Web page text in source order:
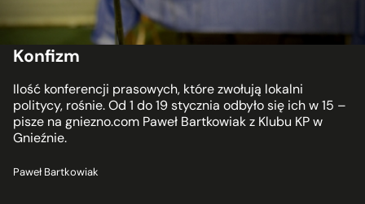
Konfizm
Ilość konferencji prasowych, które zwołują lokalni
politycy, rośnie. Od 1 do 19 stycznia odbyło się ich w 15 –
pisze na gniezno.com Paweł Bartkowiak z Klubu KP w
Gnieźnie.
Paweł Bartkowiak